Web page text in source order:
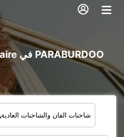
شاحنات الفان والشاحنات العادية